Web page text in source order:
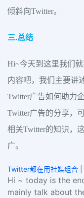
倾斜向Twitter。
三.总结
Hi~今天到这里我们
内容吧，我们主要讲
Twitter广告如何助力
Twitter广告的分享，
相关Twitter的知识，
广。
Twitter都在用社媒组合
Hi ~ today is the
mainly talk about